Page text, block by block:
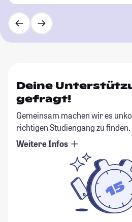
Deine
gefragt!
Gemeinsam machen wir es
richtigen Studiengang zu finden.
Weitere Infos